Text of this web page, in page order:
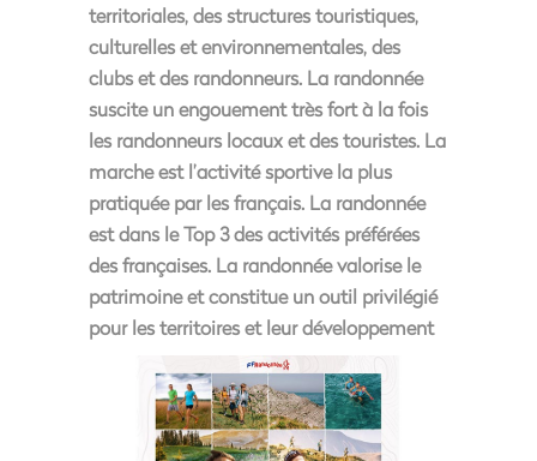
territoriales, des structures touristiques,
culturelles et environnementales, des
clubs et des randonneurs. La randonnée
suscite un engouement très fort à la fois
les randonneurs locaux et des touristes. La
marche est l’activité sportive la plus
pratiquée par les français. La randonnée
est dans le Top 3 des activités préférées
des françaises. La randonnée valorise le
patrimoine et constitue un outil privilégié
pour les territoires et leur développement